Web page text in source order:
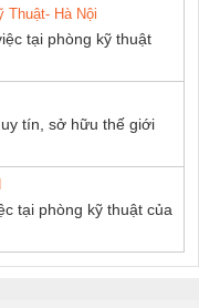
Thuật- Hà Nội
tại phòng kỹ thuật
tín, sở hữu thế giới
tại phòng kỹ thuật của